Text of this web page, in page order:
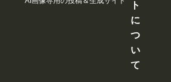
ト
に
つ
い
て